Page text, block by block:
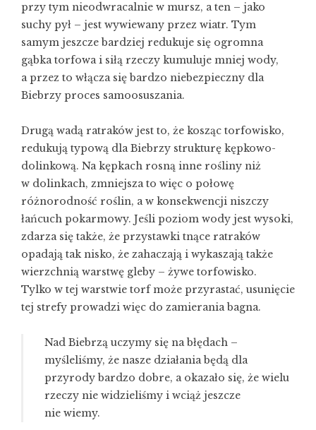
przy tym nieodwracalnie w mursz, a ten – jako
suchy pył – jest wywiewany przez wiatr. Tym
samym jeszcze bardziej redukuje się ogromna
gąbka torfowa i siłą rzeczy kumuluje mniej wody,
a przez to włącza się bardzo niebezpieczny dla
Biebrzy proces samoosuszania.
Drugą wadą ratraków jest to, że kosząc torfowisko,
redukują typową dla Biebrzy strukturę kępkowo-
dolinkową. Na kępkach rosną inne rośliny niż
w dolinkach, zmniejsza to więc o połowę
różnorodność roślin, a w konsekwencji niszczy
łańcuch pokarmowy. Jeśli poziom wody jest wysoki,
zdarza się także, że przystawki tnące ratraków
opadają tak nisko, że zahaczają i wykaszają także
wierzchnią warstwę gleby – żywe torfowisko.
Tylko w tej warstwie torf może przyrastać, usunięcie
tej strefy prowadzi więc do zamierania bagna.
Nad Biebrzą uczymy się na błędach –
myśleliśmy, że nasze działania będą dla
przyrody bardzo dobre, a okazało się, że wielu
rzeczy nie widzieliśmy i wciąż jeszcze
nie wiemy.